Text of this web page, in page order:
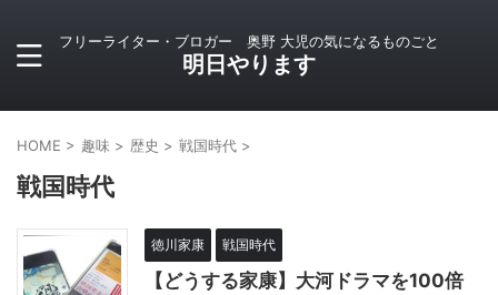
フリーライター・ブロガー 奥野 大児の気になるものごと
明日やります
HOME > 趣味 > 歴史 > 戦国時代 >
戦国時代
徳川家康 戦国時代
【どうする家康】大河ドラマを100倍